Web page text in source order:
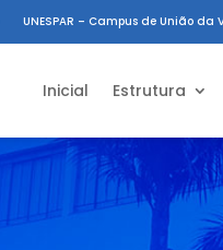
UNESPAR – Campus de União da
Inicial Estrutura